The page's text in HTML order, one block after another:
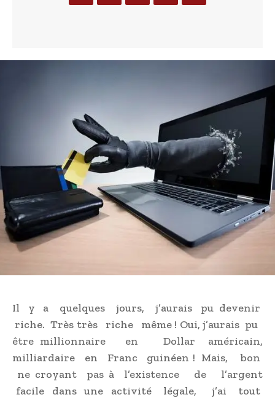
Il y a quelques jours, j’aurais pu devenir
riche. Très très riche même ! Oui, j’aurais pu
être millionnaire en Dollar américain,
milliardaire en Franc guinéen ! Mais, bon
ne croyant pas à l’existence de l’argent
facile dans une activité légale, j’ai tout